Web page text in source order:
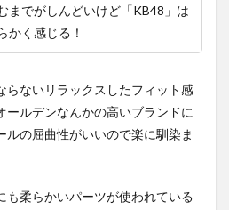
までがしんどいけど「KB48」は
かく感じる！
らないリラックスしたフィット感
ールデンなんかの高いブランドに
ルの屈曲性がいいので楽に馴染ま
も柔らかいパーツが使われている